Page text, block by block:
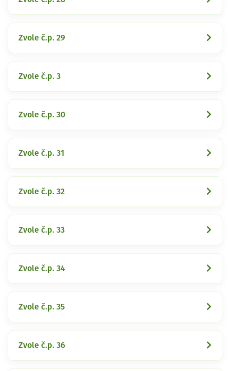
Zvole č.p. 29
Zvole č.p. 3
Zvole č.p. 30
Zvole č.p. 31
Zvole č.p. 32
Zvole č.p. 33
Zvole č.p. 34
Zvole č.p. 35
Zvole č.p. 36